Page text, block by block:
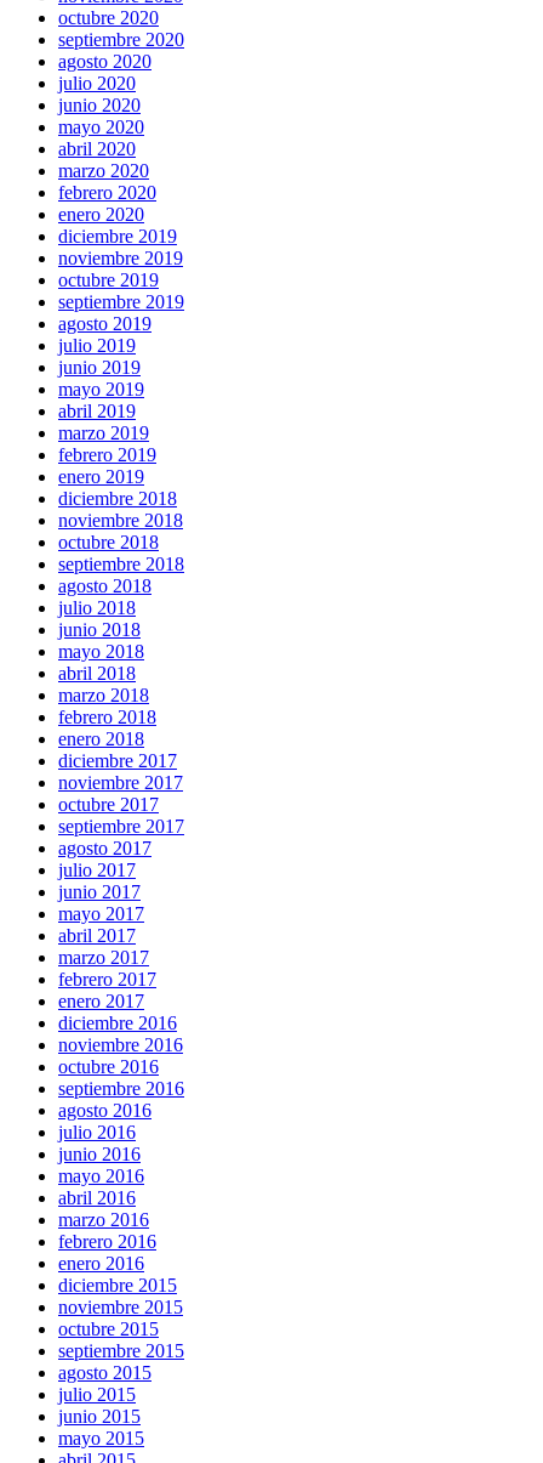
octubre 2020
septiembre 2020
agosto 2020
julio 2020
junio 2020
mayo 2020
abril 2020
marzo 2020
febrero 2020
enero 2020
diciembre 2019
noviembre 2019
octubre 2019
septiembre 2019
agosto 2019
julio 2019
junio 2019
mayo 2019
abril 2019
marzo 2019
febrero 2019
enero 2019
diciembre 2018
noviembre 2018
octubre 2018
septiembre 2018
agosto 2018
julio 2018
junio 2018
mayo 2018
abril 2018
marzo 2018
febrero 2018
enero 2018
diciembre 2017
noviembre 2017
octubre 2017
septiembre 2017
agosto 2017
julio 2017
junio 2017
mayo 2017
abril 2017
marzo 2017
febrero 2017
enero 2017
diciembre 2016
noviembre 2016
octubre 2016
septiembre 2016
agosto 2016
julio 2016
junio 2016
mayo 2016
abril 2016
marzo 2016
febrero 2016
enero 2016
diciembre 2015
noviembre 2015
octubre 2015
septiembre 2015
agosto 2015
julio 2015
junio 2015
mayo 2015